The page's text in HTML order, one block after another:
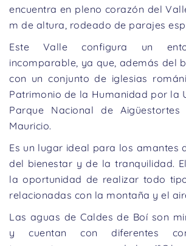
encuentra en pleno corazón del
m de altura, rodeado de parajes
Este Valle configura un
incomparable, ya que, además del
con un conjunto de iglesias
Patrimonio de la Humanidad por la
Parque Nacional de
Mauricio.
Es un lugar ideal para los amantes
del bienestar y de la tranquilidad.
la oportunidad de realizar todo
relacionadas con la montaña y el
Las aguas de Caldes de Boí son
y cuentan con diferentes